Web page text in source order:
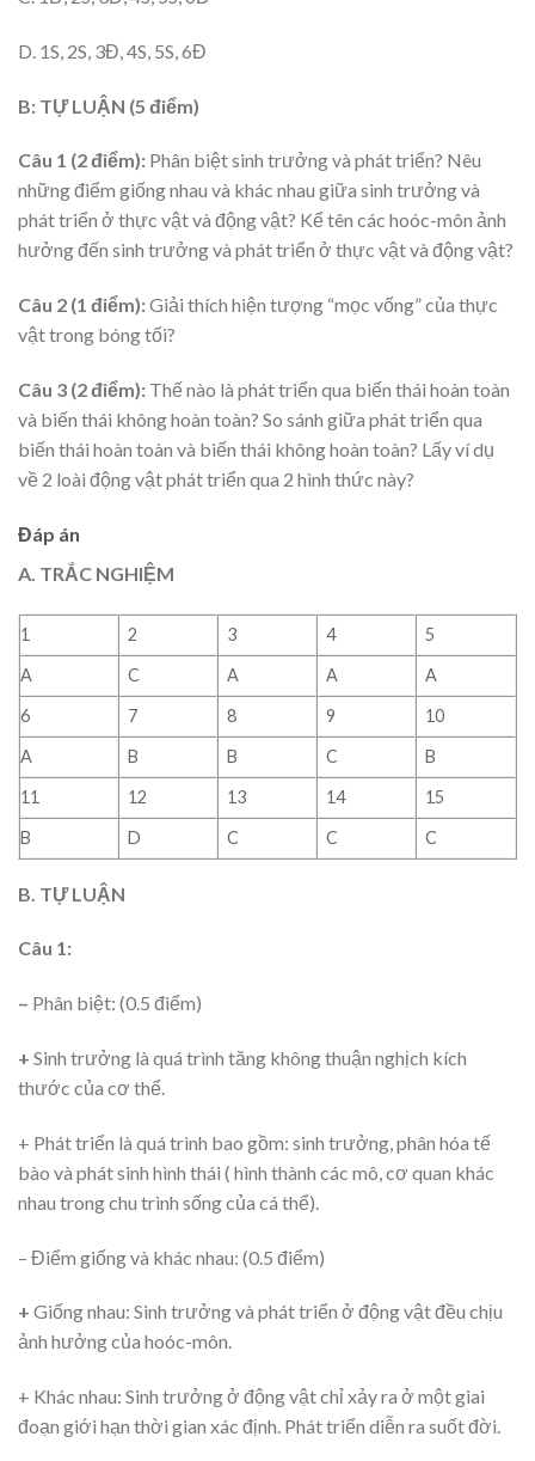
D. 1S, 2S, 3Đ, 4S, 5S, 6Đ
B: TỰ LUẬN (5 điểm)
Câu 1 (2 điểm): Phân biệt sinh trưởng và phát triển? Nêu
những điểm giống nhau và khác nhau giữa sinh trưởng và
phát triển ở thực vật và động vật? Kể tên các hoóc-môn ảnh
hưởng đến sinh trưởng và phát triển ở thực vật và động vật?
Câu 2 (1 điểm):Giải thích hiện tượng “mọc vống” của thực
vật trong bóng tối?
Câu 3 (2 điểm): Thế nào là phát triển qua biến thái hoàn toàn
và biến thái không hoàn toàn? So sánh giữa phát triển qua
biến thái hoàn toàn và biến thái không hoàn toàn? Lấy ví dụ
về 2 loài động vật phát triển qua 2 hình thức này?
Đáp án
A. TRẮC NGHIỆM
1 2 3 4
5
A
C A A
A
6
7 8 9
10
A
B B C
B
11
12 13 14
15
B
D C C C
B. TỰ LUẬN
Câu 1:
– Phân biệt: (0.5 điểm)
+ Sinh trưởng là quá trình tăng không thuận nghịch kích
thước của cơ thể.
+ Phát triển là quá trình bao gồm: sinh trưởng, phân hóa tế
bào và phát sinh hình thái ( hình thành các mô, cơ quan khác
nhau trong chu trình sống của cá thể).
– Điểm giống và khác nhau: (0.5 điểm)
+ Giống nhau: Sinh trưởng và phát triển ở động vật đều chịu
ảnh hưởng của hoóc-môn.
+ Khác nhau: Sinh trưởng ở động vật chỉ xảy ra ở một giai
đoạn giới hạn thời gian xác định. Phát triển diễn ra suốt đời.